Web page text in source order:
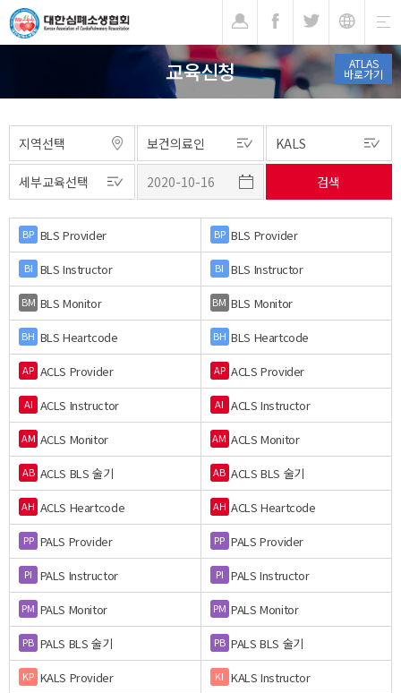
ATLAS
바로가기
교육신청
BP BLS Provider BP BLS Provider
BI BLS Instructor BI BLS Instructor
BM BLS Monitor BM BLS Monitor
BH BLS Heartcode BH BLS Heartcode
AP ACLS Provider AP ACLS Provider
AI ACLS Instructor AI ACLS Instructor
AM ACLS Monitor AM ACLS Monitor
AB ACLS BLS 술기 AB ACLS BLS 술기
AH ACLS Heartcode AH ACLS Heartcode
PP PALS Provider PP PALS Provider
PI PALS Instructor PI PALS Instructor
PM PALS Monitor PM PALS Monitor
PB PALS BLS 술기 PB PALS BLS 술기
KP KALS Provider KI KALS Instructor